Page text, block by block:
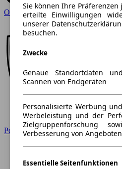
Sie können Ihre
erteilte Einwilligungen
unserer
besuchen.
Zwecke
Genaue Standortdaten
Scannen von Endgeräten
Personalisierte Werbung
Werbeleistung und der
Zielgruppenforschung
Verbesserung von Angeboten
Essentielle Seitenfunktionen
Opel
Peugeot